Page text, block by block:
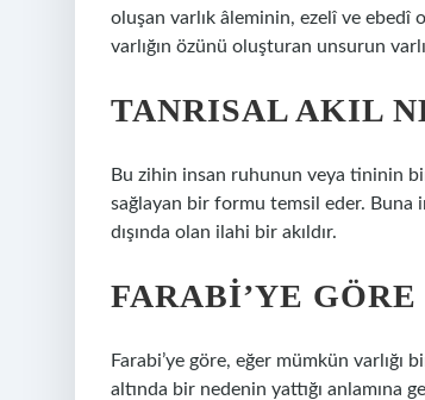
oluşan varlık âleminin, ezelî ve ebedî
varlığın özünü oluşturan unsurun
TANRISAL AKIL
Bu zihin insan ruhunun veya tininin bir
sağlayan bir formu temsil eder. Buna
dışında olan ilahi bir akıldır.
FARABI’YE
Farabi’ye göre, eğer mümkün varlığı
altında bir nedenin yattığı anlamına